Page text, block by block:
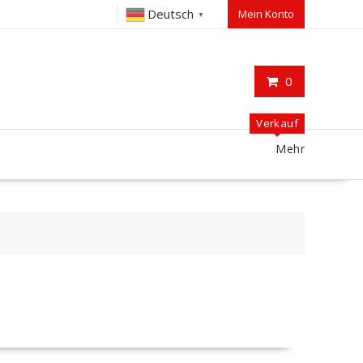
Deutsch ▼ Mein Konto
0
Verkauf
Mehr